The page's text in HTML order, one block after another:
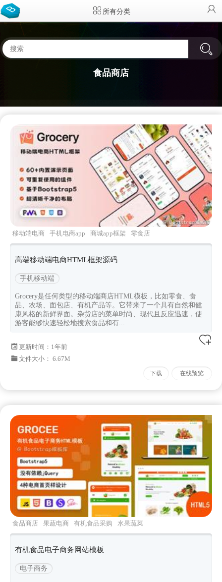
所有分类
食品商店
移动端电商 手机电商app 商城app框架
零食店
食品商店
高端移动端电商HTML框架源码
手机移动端
Grocery是任何类型的移动端商店HTML模板，比如零食、食
品、农场、面包店、有机产品等。它带来了一个具有自然和健
康风格的新鲜界面。杂货店的菜单时尚、现代且反应迅速，使
游客能够快速轻松地搜索食品和有...
更新时间： 1年前
文件大小： 6.67M
下载 在线预览
食品商店 果蔬电商 有机食品采购
水果蔬菜
bootstrap5电商
有机食品电子商务网站模板
电子商务